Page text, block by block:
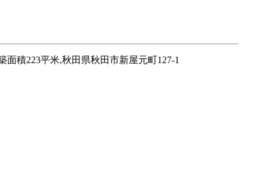
積223平米,秋田県秋田市新屋元町127-1